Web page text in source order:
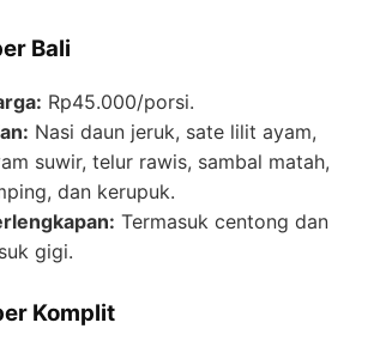
Bali
Rp45.000/porsi.
Nasi daun jeruk, sate lilit ayam,
suwir, telur rawis, sambal matah,
dan kerupuk.
Termasuk centong dan
gigi.
Komplit